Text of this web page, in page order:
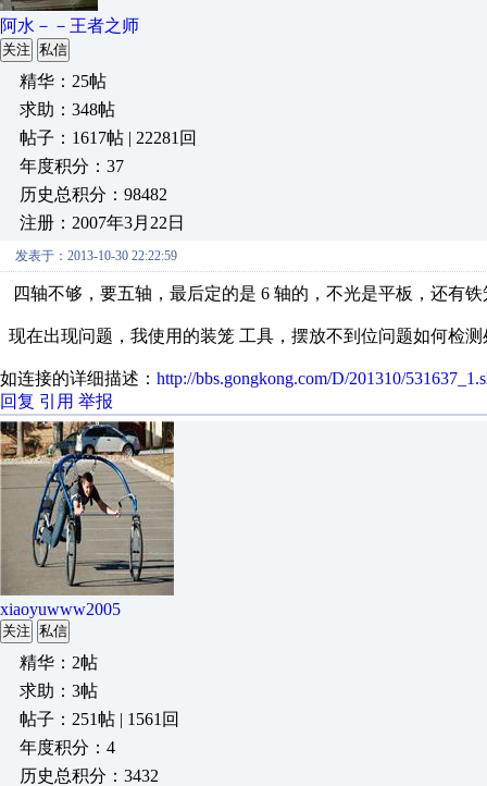
阿水－－王者之师
关注 私信
精华：25帖
求助：348帖
帖子：1617帖 | 22281回
年度积分：37
历史总积分：98482
注册：2007年3月22日
发表于：2013-10-30 22:22:59
四轴不够，要五轴，最后定的是 6 轴的，不光是平板，还有
现在出现问题，我使用的装笼 工具，摆放不到位问题如何检测
如连接的详细描述： http://bbs.gongkong.com/D/201310/
回复 引用 举报
xiaoyuwww2005
关注 私信
精华：2帖
求助：3帖
帖子：251帖 | 1561回
年度积分：4
历史总积分：3432